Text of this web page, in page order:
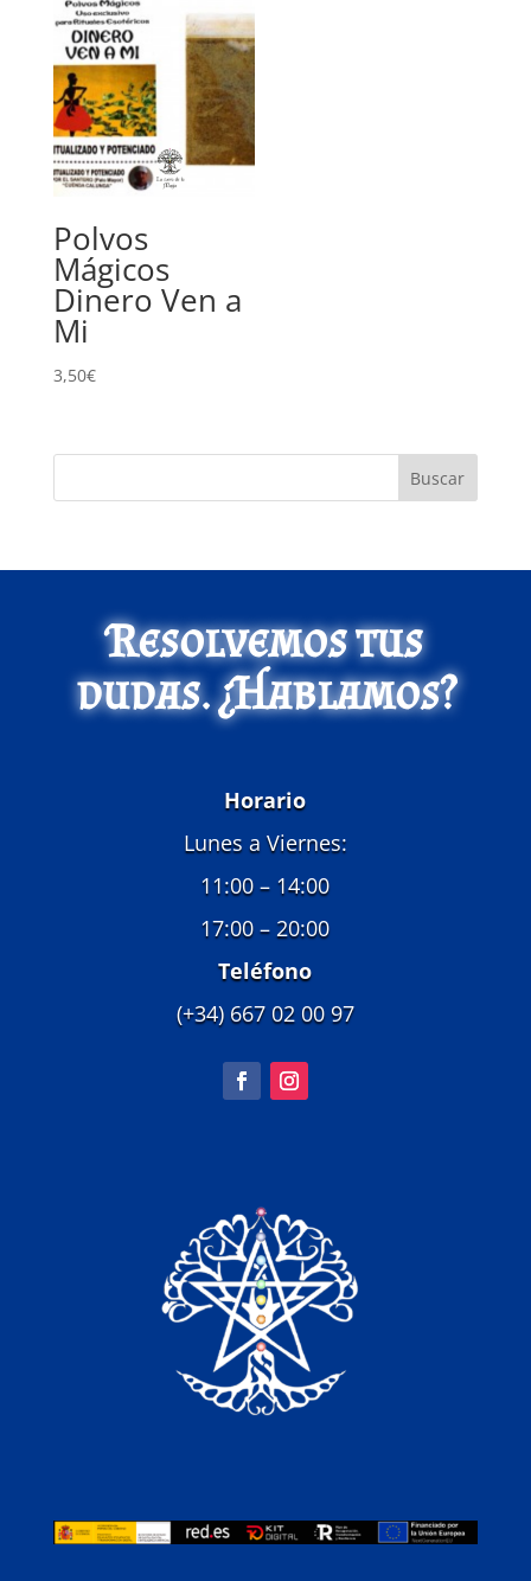
Polvos
Mágicos
Dinero Ven a
Mi
3,50€
Buscar
Resolvemos tus
dudas. ¿Hablamos?
Horario
Lunes a Viernes:
11:00 – 14:00
17:00 – 20:00
Teléfono
(+34) 667 02 00 97